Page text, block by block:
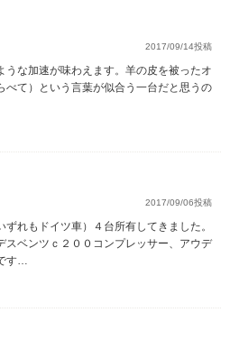
2017/09/14投稿
うな加速が味わえます。羊の皮を被ったオ
べて）という言葉が似合う一台だと思うの
2017/09/06投稿
れもドイツ車）４台所有してきました。
スベンツｃ２００コンプレッサー、アウデ
す…